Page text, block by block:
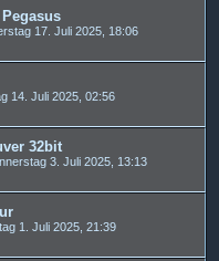
17. Juli 2025, 18:06
14. Juli 2025, 02:56
32bit
3. Juli 2025, 13:13
1. Juli 2025, 21:39